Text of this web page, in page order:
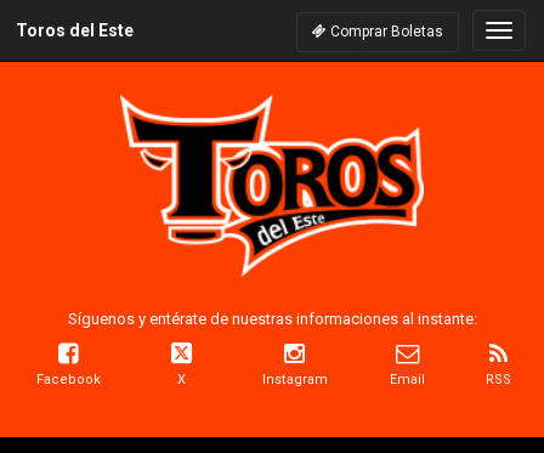
Toros del Este Comprar Boletas
Síguenos y entérate de nuestras informaciones al instante:
Facebook X Instagram Email RSS